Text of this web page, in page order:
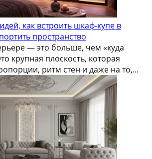
как встроить шкаф-купе в
пространство
— это больше, чем «куда
крупная плоскость, которая
ритм стен и даже на то,...